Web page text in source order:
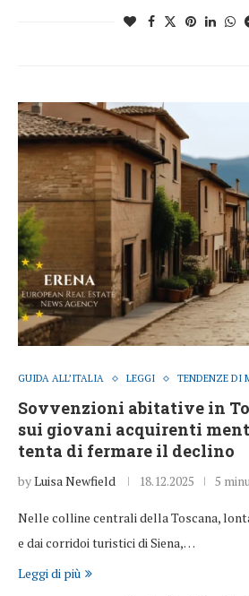
GUIDA ALL’ITALIA LEGGI TENDENZE DI
Sovvenzioni abitative in
sui giovani acquirenti
tenta di fermare il declino
byLuisa Newfield 18.12.2025 5
Nelle colline centrali della Toscana,
e dai corridoi turistici di Siena,…
Leggi di più